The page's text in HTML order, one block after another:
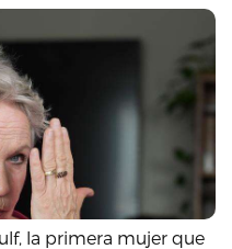
la primera mujer que